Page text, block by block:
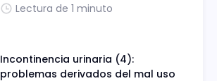
Lectura de 1 minuto
Incontinencia urinaria (4):
problemas derivados del mal uso